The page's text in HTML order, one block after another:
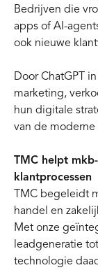
Bedrijven die
apps of AI-
ook nieuwe
Door ChatGPT
marketing,
hun digitale
van de
TMC helpt
klantprocessen
TMC begeleidt
handel en
Met onze
leadgeneratie
technologie